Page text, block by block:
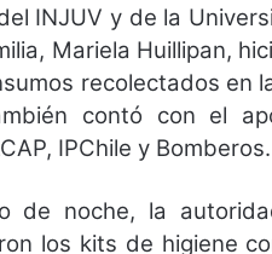
INJUV y de la
Mariela Huillipan,
recolectados en
contó con el
IPChile y Bomberos.
de noche, la
los kits de higiene